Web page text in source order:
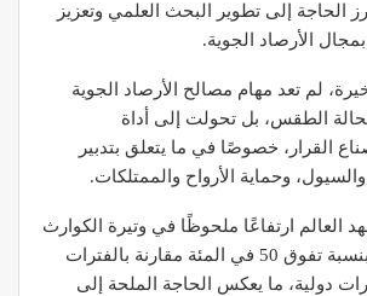
الحاجة إلى تطوير البحث العلمي وتعزيز
بمجال الأرصاد الجوية.
لم تعد مهام مصالح الأرصاد الجوية
الطقس، بل تحولت إلى أداة
القرار، خصوصًا في ما يتعلق بتدبير
وحماية الأرواح والممتلكات.
العالم ارتفاعًا ملحوظًا في وتيرة الكوارث
المرتبطة بالمناخ، بنسبة تفوق 50 في المئة مقارنة بالفترات
دولية، ما يعكس الحاجة الملحة إلى